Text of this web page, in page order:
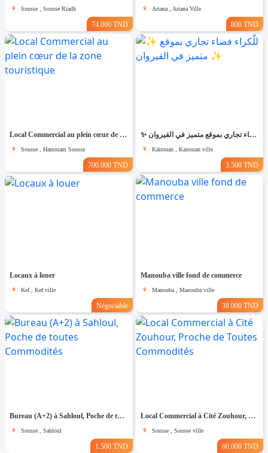
Sousse , Sousse Riadh
74.000 TND
Ariana , Ariana Ville
800 TND
Local Commercial au plein cœur de la zone touristique
Sousse , Hammam Sousse
700.000 TND
✨ للّكراء فضاء تجاري بموقع متميز في القيروان ✨
Kairouan , Kairouan ville
3.500 TND
Locaux à louer
Kef , Kef ville
Négociable
Manouba ville fond de commerce
Manouba , Manouba ville
38.000 TND
Bureau (A+2) à Sahloul, Poche de toutes Commodités
Sousse , Sahloul
1.500 TND
Local Commercial à Cité Zouhour, Proche de Toutes Commodités
Sousse , Sousse ville
60.000 TND